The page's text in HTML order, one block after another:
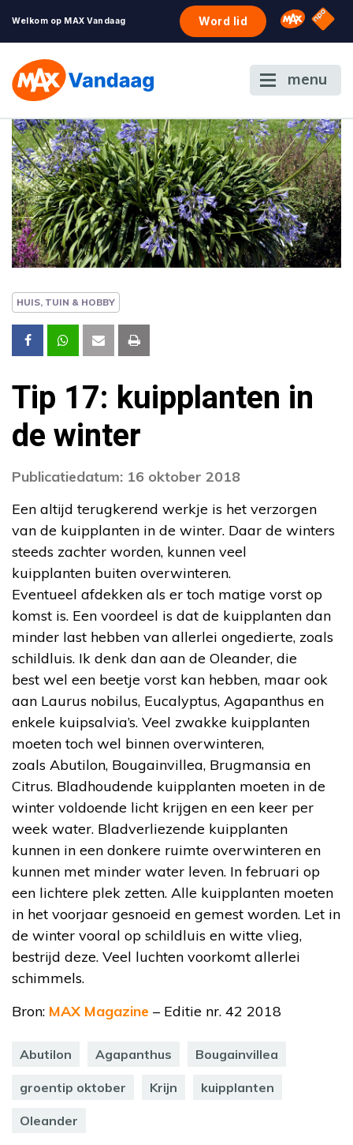
Welkom op MAX Vandaag Word lid Omroep
NPO
menu
HUIS, TUIN & HOBBY
Tip 17: kuipplanten in
de winter
Publicatiedatum: 16 oktober 2018
Een altijd terugkerend werkje is het verzorgen
van de kuipplanten in de winter. Daar de winters
steeds zachter worden, kunnen veel
kuipplanten buiten overwinteren.
Eventueel afdekken als er toch matige vorst op
komst is. Een voordeel is dat de kuipplanten dan
minder last hebben van allerlei ongedierte, zoals
schildluis. Ik denk dan aan de Oleander, die
best wel een beetje vorst kan hebben, maar ook
aan Laurus nobilus, Eucalyptus, Agapanthus en
enkele kuipsalvia’s. Veel zwakke kuipplanten
moeten toch wel binnen overwinteren,
zoals Abutilon, Bougainvillea, Brugmansia en
Citrus. Bladhoudende kuipplanten moeten in de
winter voldoende licht krijgen en een keer per
week water. Bladverliezende kuipplanten
kunnen in een donkere ruimte overwinteren en
kunnen met minder water leven. In februari op
een lichtere plek zetten. Alle kuipplanten moeten
in het voorjaar gesnoeid en gemest worden. Let in
de winter vooral op schildluis en witte vlieg,
bestrijd deze. Veel luchten voorkomt allerlei
schimmels.
Bron: MAX Magazine – Editie nr. 42 2018
Abutilon Agapanthus Bougainvillea
groentip oktober Krijn kuipplanten
Oleander